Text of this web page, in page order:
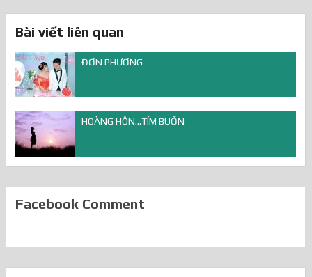
Bài viết liên quan
ĐƠN PHƯƠNG
HOÀNG HÔN…TÍM BUỒN
Facebook Comment